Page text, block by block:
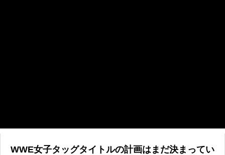
WWE女子タッグタイトルの計画はまだ決まってい